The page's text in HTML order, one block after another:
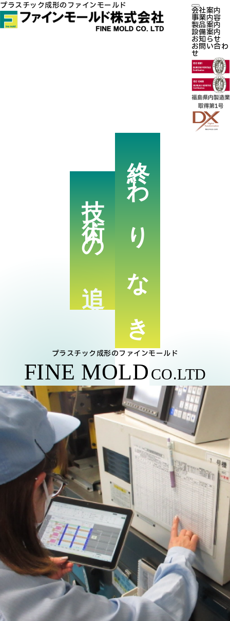
プラスチック成形のファインモールド 会社案内
事業内容
製品案内
設備案内
お知らせ
お問い合わ
せ
終わりなき
技術の追求
プラスチック成形のファインモールド
FINE MOLD CO.LTD